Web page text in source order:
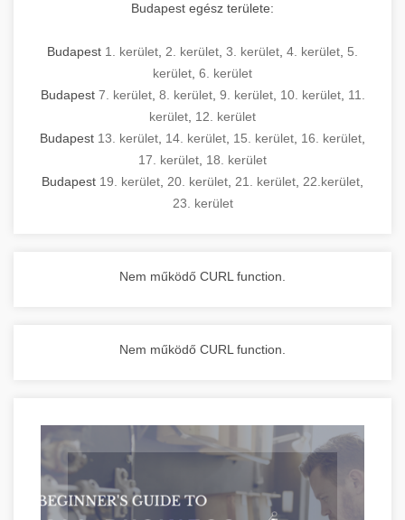
Budapest egész területe:
Budapest 1. kerület 2. kerület 3. kerület 4. kerület 5.
kerület 6. kerület
Budapest 7. kerület, 8. kerület, 9. kerület, 10. kerület, 11.
kerület 12. kerület
Budapest 13. kerület 14. kerület 15. kerület 16. kerület
17. kerület 18. kerület
Budapest 19. kerület 20. kerület 21. kerület 22.kerület
23. kerület
Nem működő CURL function.
Nem működő CURL function.